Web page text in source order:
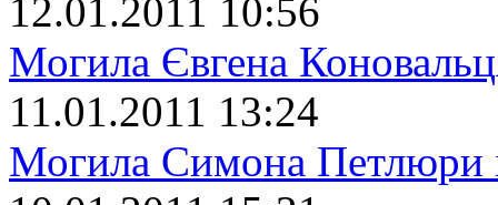
12.01.2011 10:56
Могила Євгена
11.01.2011 13:24
Могила Симона Петлюри